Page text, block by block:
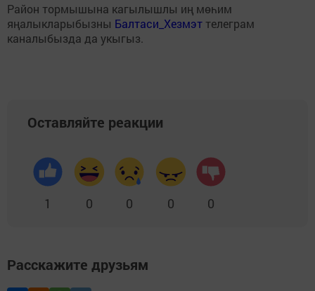
Район тормышына кагылышлы иң мөһим
яңалыкларыбызны Балтаси_Хезмэт телеграм
каналыбызда да укыгыз.
Оставляйте реакции
1 0 0 0 0
Расскажите друзьям